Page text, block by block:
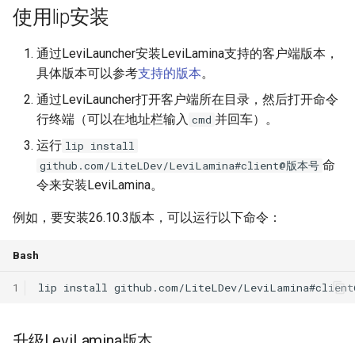
服务系统
线程工具
工具函数
输入系统（客户端）
使用lip安装
通过LeviLauncher安装LeviLamina支持的客户端版本，
具体版本可以参考支持的版本。
通过LeviLauncher打开客户端所在目录，然后打开命令
行终端（可以在地址栏输入 cmd 并回车）。
运行 lip install
github.com/LiteLDev/LeviLamina#client@版本号 命
令来安装LeviLamina。
例如，要安装26.10.3版本，可以运行以下命令：
Bash
1 lip install